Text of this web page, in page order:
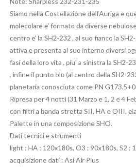
Siamo nella Costellazione dell’Auriga e
molecolare e’ formato da diverse
centro e’ la SH2-232 , al suo fianco la
attiva e presenta al suo interno diversi
fasi della loro vita , piu’ a sinistra la SH2-
, infine il punto blu (al centro della SH2-
planetaria conosciuta come PN
Ripresa per 4 notti (31 Marzo e 1, 2 e 4
con filtri a banda stretta SII, HA e OIII,
Palette in una composizione SHO.
Dati tecnici e strumenti
light : HA : 120x180s, O3 : 90x180s, S2 :
acquisizione dati : Asi Air Plus